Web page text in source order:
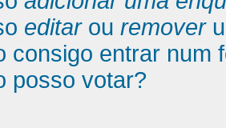
editarou remover
consigo entrar num
posso votar?